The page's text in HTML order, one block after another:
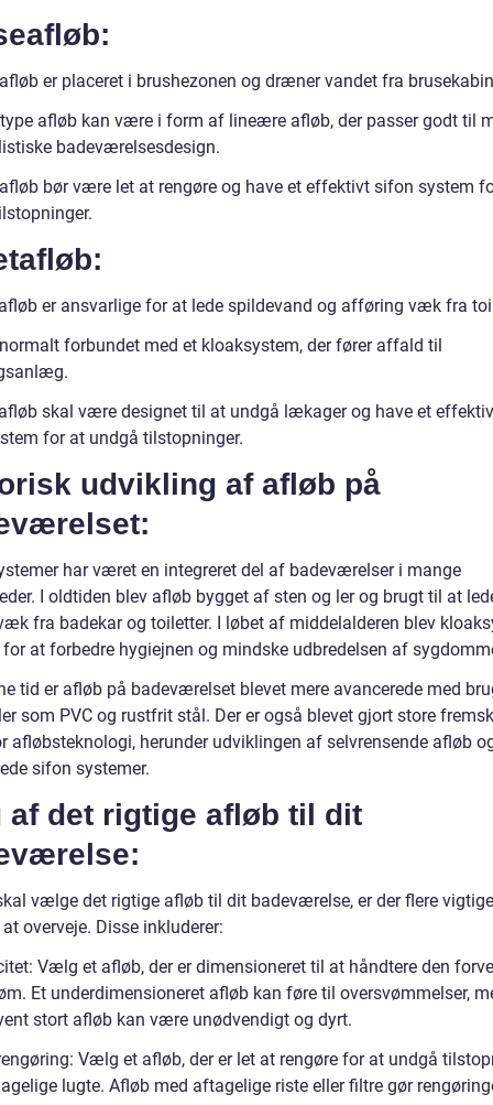
er placeret i brushezonen og dræner vandet fra
afløb kan være i form af lineære afløb, der passer godt til
badeværelsesdesign.
bør være let at rengøre og have et effektivt sifon system
er ansvarlige for at lede spildevand og afføring væk fra
forbundet med et kloaksystem, der fører affald til
skal være designet til at undgå lækager og have et
for at undgå tilstopninger.
udvikling af afløb på
har været en integreret del af badeværelser i mange
I oldtiden blev afløb bygget af sten og ler og brugt til at
fra badekar og toiletter. I løbet af middelalderen blev
at forbedre hygiejnen og mindske udbredelsen af
tid er afløb på badeværelset blevet mere avancerede med
som PVC og rustfrit stål. Der er også blevet gjort store
afløbsteknologi, herunder udviklingen af selvrensende afløb
sifon systemer.
af det rigtige afløb til dit
vælge det rigtige afløb til dit badeværelse, er der flere vigtige
overveje. Disse inkluderer:
Vælg et afløb, der er dimensioneret til at håndtere den
Et underdimensioneret afløb kan føre til oversvømmelser,
stort afløb kan være unødvendigt og dyrt.
Vælg et afløb, der er let at rengøre for at undgå
lugte. Afløb med aftagelige riste eller filtre gør